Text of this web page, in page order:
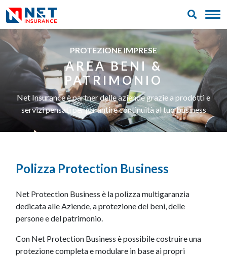
PROTEZIONE IMPRESE
AREA BENI &
PATRIMONIO
Net Insurance è partner delle aziende grazie a prodotti e
servizi pensati per garantire continuità al tuo business
Polizza Protection Business
Net Protection Business è la polizza multigaranzia
dedicata alle Aziende, a protezione dei beni, delle
persone e del patrimonio.
Con Net Protection Business è possibile costruire una
protezione completa e modulare in base ai propri